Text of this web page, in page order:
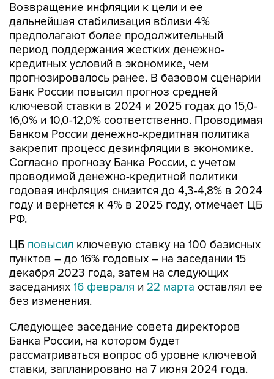
Возвращение инфляции к цели и ее
дальнейшая стабилизация вблизи 4%
предполагают более продолжительный
период поддержания жестких денежно-
кредитных условий в экономике, чем
прогнозировалось ранее. В базовом сценарии
Банк России повысил прогноз средней
ключевой ставки в 2024 и 2025 годах до 15,0-
16,0% и 10,0-12,0% соответственно. Проводимая
Банком России денежно-кредитная политика
закрепит процесс дезинфляции в экономике.
Согласно прогнозу Банка России, c учетом
проводимой денежно-кредитной политики
годовая инфляция снизится до 4,3-4,8% в 2024
году и вернется к 4% в 2025 году, отмечает ЦБ
РФ.
ЦБ повысил ключевую ставку на 100 базисных
пунктов – до 16% годовых – на заседании 15
декабря 2023 года, затем на следующих
заседаниях 16 февраля и 22 марта оставлял ее
без изменения.
Следующее заседание совета директоров
Банка России, на котором будет
рассматриваться вопрос об уровне ключевой
ставки, запланировано на 7 июня 2024 года.